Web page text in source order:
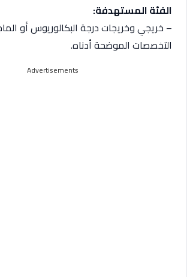
الفئة المستهدفة:
– خريجي وخريجات درجة البكالوريوس أو
التخصصات الموضحة أدناه.
Advertisements